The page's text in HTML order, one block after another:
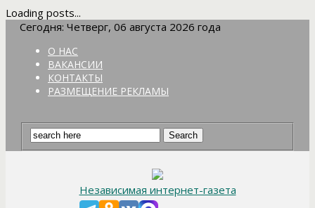
Loading posts...
Сегодня: Четверг, 06 августа 2026 года
О НАС
ВАКАНСИИ
КОНТАКТЫ
РАЗМЕЩЕНИЕ РЕКЛАМЫ
Независимая интернет-газета